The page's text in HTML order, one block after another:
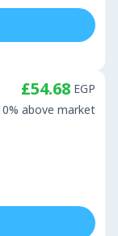
£54.68 EGP
above market